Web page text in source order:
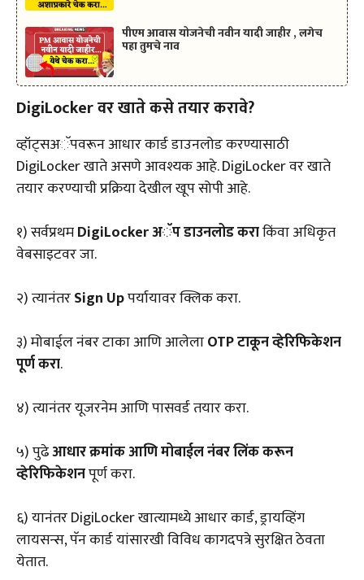
पीएम आवास योजनेची नवीन यादी जाहीर , लगेच
पहा तुमचे नाव
DigiLocker वर खाते कसे तयार करावे?
व्हॉट्सअॅपवरून आधार कार्ड डाउनलोड करण्यासाठी
DigiLocker खाते असणे आवश्यक आहे. DigiLocker वर खाते
तयार करण्याची प्रक्रिया देखील खूप सोपी आहे.
१) सर्वप्रथमDigiLocker अॅप डाउनलोड कराकिंवा अधिकृत
वेबसाइटवर जा.
२) त्यानंतरSign Upपर्यायावर क्लिक करा.
३) मोबाईल नंबर टाका आणि आलेलाOTP टाकून व्हेरिफिकेशन
पूर्ण करा.
४) त्यानंतर यूजरनेम आणि पासवर्ड तयार करा.
५) पुढेआधार क्रमांक आणि मोबाईल नंबर लिंक करून
व्हेरिफिकेशनपूर्ण करा.
६) यानंतर DigiLocker खात्यामध्ये आधार कार्ड, ड्रायव्हिंग
लायसन्स, पॅन कार्ड यांसारखी विविध कागदपत्रे सुरक्षित ठेवता
येतात.